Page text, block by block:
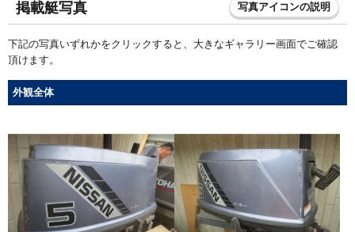
掲載艇写真 写真アイコンの説明
下記の写真いずれかをクリックすると、大きなギャラリー画面でご確認
頂けます。
外観全体